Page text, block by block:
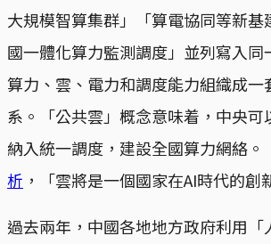
大規模智算集群」「算電協同等新
國一體化算力監測調度」並列寫入
算力、雲、電力和調度能力組織成
系。「公共雲」概念意味着，中央可
納入統一調度，建設全國算力網絡。
析 ，「雲將是一個國家在AI時代的創
過去兩年，中國各地地方政府利用